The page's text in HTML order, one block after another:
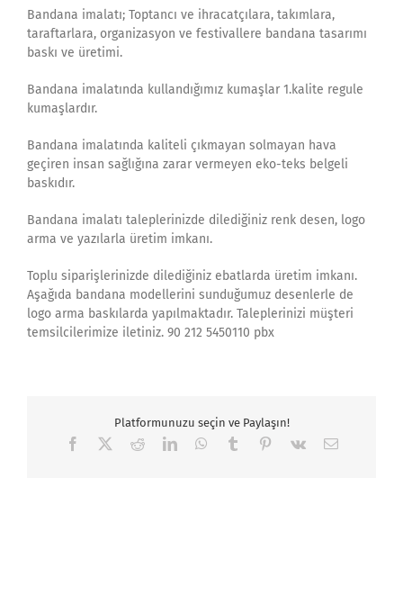
Bandana imalatı; Toptancı ve ihracatçılara, takımlara,
taraftarlara, organizasyon ve festivallere bandana tasarımı
baskı ve üretimi.
Bandana imalatında kullandığımız kumaşlar 1.kalite regule
kumaşlardır.
Bandana imalatında kaliteli çıkmayan solmayan hava
geçiren insan sağlığına zarar vermeyen eko-teks belgeli
baskıdır.
Bandana imalatı taleplerinizde dilediğiniz renk desen, logo
arma ve yazılarla üretim imkanı.
Toplu siparişlerinizde dilediğiniz ebatlarda üretim imkanı.
Aşağıda bandana modellerini sunduğumuz desenlerle de
logo arma baskılarda yapılmaktadır. Taleplerinizi müşteri
temsilcilerimize iletiniz. 90 212 5450110 pbx
Platformunuzu seçin ve Paylaşın!
Facebook RedditLinkedInWhatsApp
Tumblr Pinterest
Vk Email